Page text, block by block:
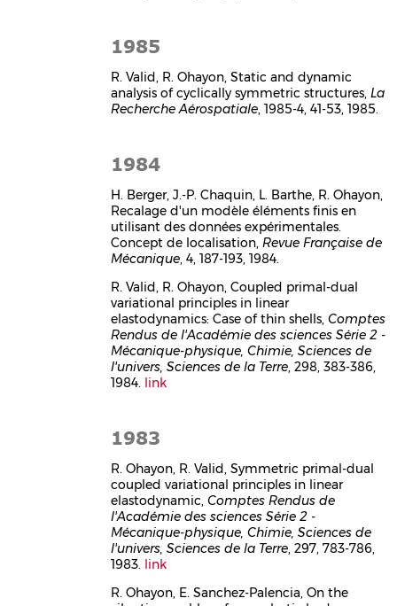
1985
R. Valid, R. Ohayon, Static and dynamic
analysis of cyclically symmetric structures,La
Recherche Aérospatiale, 1985-4, 41-53, 1985.
1984
H. Berger, J.-P. Chaquin, L. Barthe, R. Ohayon,
Recalage d'un modèle éléments finis en
utilisant des données expérimentales.
Concept de localisation,Revue Française de
Mécanique, 4, 187-193, 1984.
R. Valid, R. Ohayon, Coupled primal-dual
variational principles in linear
elastodynamics: Case of thin shells,Comptes
Rendus de l'Académie des sciences Série 2 -
Mécanique-physique, Chimie, Sciences de
l'univers, Sciences de la Terre, 298, 383-386,
1984. link
1983
R. Ohayon, R. Valid, Symmetric primal-dual
coupled variational principles in linear
elastodynamic,Comptes Rendus de
l'Académie des sciences Série 2 -
Mécanique-physique, Chimie, Sciences de
l'univers, Sciences de la Terre, 297, 783-786,
1983. link
R. Ohayon, E. Sanchez-Palencia, On the